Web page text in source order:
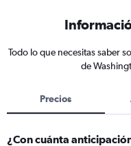
Todo lo que necesitas saber
de
Precios
¿Con cuánta